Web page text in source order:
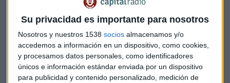
Su privacidad es importante para nosotros
Nosotros y nuestros 1538 socios almacenamos y/o
accedemos a información en un dispositivo, como cookies,
y procesamos datos personales, como identificadores
únicos e información estándar enviada por un dispositivo
para publicidad y contenido personalizado, medición de
El Sabadell agrega a sus motivos para descartar la
absorción la volatilidad de las acciones del banco que
preside Carlos Torres en los últimos días, lo que genera una
"incertidumbre adicional" sobre la propuesta, que ofrecía
canjear un acción del BBVA por cada 4,83 del Sabadell.